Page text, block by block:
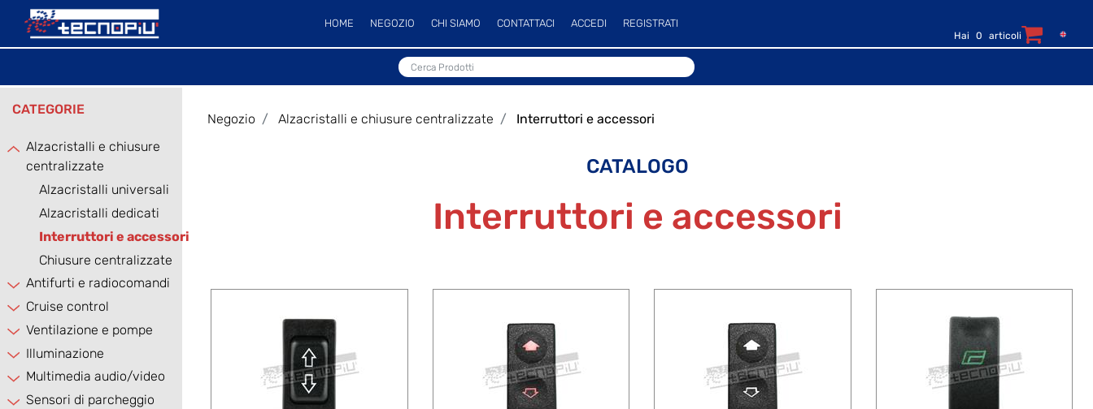
HOME NEGOZIO CHI SIAMO CONTATTACI ACCEDI REGISTRATI
Hai 0 articoli
CATEGORIE
Alzacristalli e chiusure
centralizzate
Alzacristalli universali
Alzacristalli dedicati
Interruttori e accessori
Chiusure centralizzate
Antifurti e radiocomandi
Cruise control
Ventilazione e pompe
Illuminazione
Multimedia audio/video
Sensori di parcheggio
Negozio Alzacristalli e chiusure centralizzate Interruttori e accessori
CATALOGO
Interruttori e accessori